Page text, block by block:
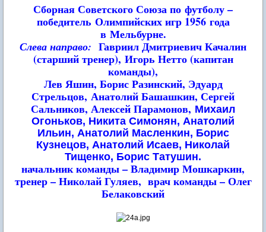
Сборная Советского Союза по футболу –
победитель Олимпийских игр 1956 года
в Мельбурне.
Слева направо: Гавриил Дмитриевич Качалин
(старший тренер), Игорь Нетто (капитан
команды),
Лев Яшин, Борис Разинский, Эдуард
Стрельцов, Анатолий Башашкин, Сергей
Сальников, Алексей Парамонов, Михаил
Огоньков, Никита Симонян, Анатолий
Ильин, Анатолий Масленкин, Борис
Кузнецов, Анатолий Исаев, Николай
Тищенко, Борис Татушин.
начальник команды – Владимир Мошкаркин,
тренер – Николай Гуляев, врач команды – Олег
Белаковский